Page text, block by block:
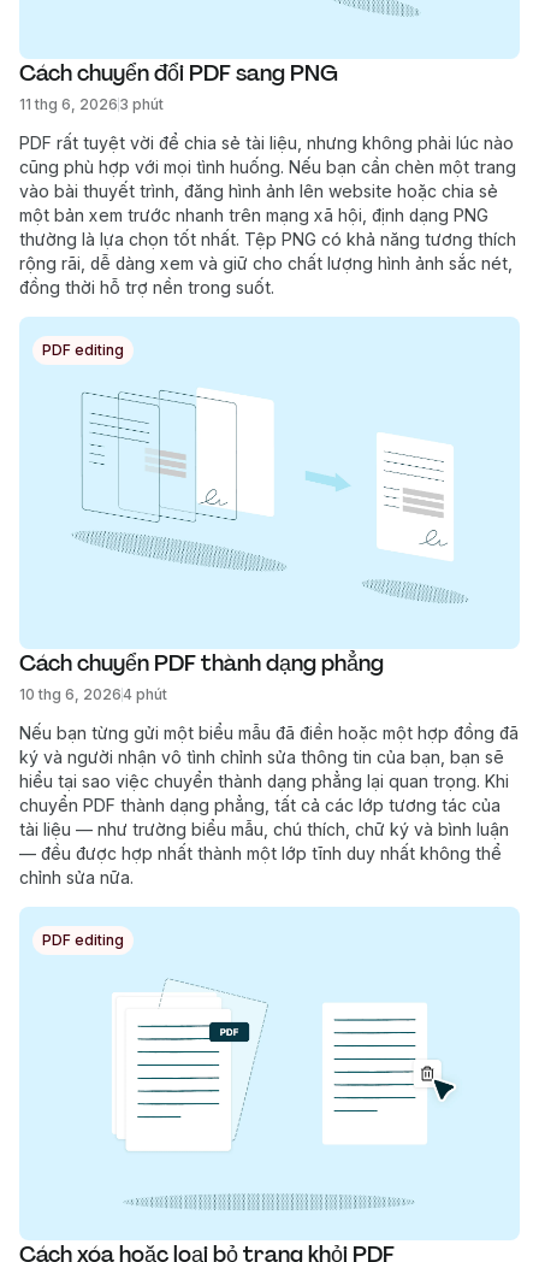
Cách chuyển đổi PDF sang PNG
11 thg 6, 2026 3 phút
PDF rất tuyệt vời để chia sẻ tài liệu, nhưng không phải lúc nào
cũng phù hợp với mọi tình huống. Nếu bạn cần chèn một trang
vào bài thuyết trình, đăng hình ảnh lên website hoặc chia sẻ
một bản xem trước nhanh trên mạng xã hội, định dạng PNG
thường là lựa chọn tốt nhất. Tệp PNG có khả năng tương thích
rộng rãi, dễ dàng xem và giữ cho chất lượng hình ảnh sắc nét,
đồng thời hỗ trợ nền trong suốt.
PDF editing
Cách chuyển PDF thành dạng phẳng
10 thg 6, 20264 phút
Nếu bạn từng gửi một biểu mẫu đã điền hoặc một hợp đồng đã
ký và người nhận vô tình chỉnh sửa thông tin của bạn, bạn sẽ
hiểu tại sao việc chuyển thành dạng phẳng lại quan trọng. Khi
chuyển PDF thành dạng phẳng, tất cả các lớp tương tác của
tài liệu — như trường biểu mẫu, chú thích, chữ ký và bình luận
— đều được hợp nhất thành một lớp tĩnh duy nhất không thể
chỉnh sửa nữa.
PDF editing
Cách xóa hoặc loại bỏ trang khỏi PDF